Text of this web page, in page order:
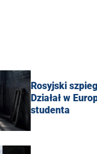
Rosyjski
Działał w
studenta